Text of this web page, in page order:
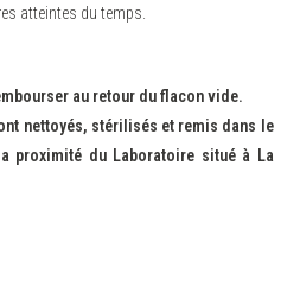
atteintes du temps.
au retour du flacon vide.
nettoyés, stérilisés et remis dans le
proximité du Laboratoire situé à La